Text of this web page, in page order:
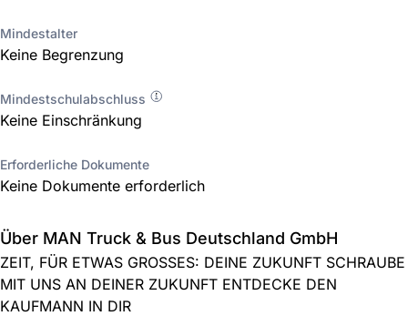
Mindestalter
Keine Begrenzung
Mindestschulabschluss
Keine Einschränkung
Erforderliche Dokumente
Keine Dokumente erforderlich
Über MAN Truck & Bus Deutschland GmbH
ZEIT, FÜR ETWAS GROSSES: DEINE ZUKUNFT SCHRAUBE
MIT UNS AN DEINER ZUKUNFT ENTDECKE DEN
KAUFMANN IN DIR